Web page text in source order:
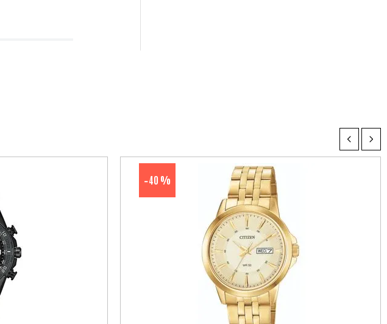
-40 %